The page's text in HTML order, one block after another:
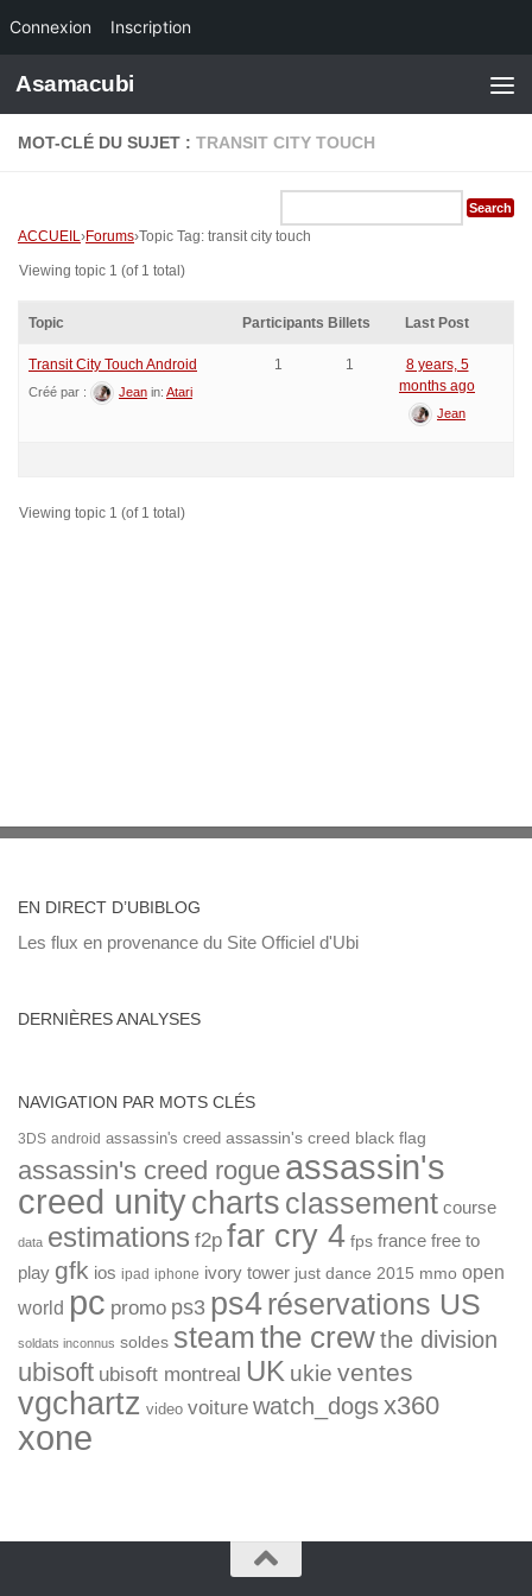
Connexion Inscription
Skip to content
Asamacubi
MOT-CLÉ DU SUJET : TRANSIT CITY TOUCH
ACCUEIL›Forums›Topic Tag: transit city touch
Viewing topic 1 (of 1 total)
Topic Participants Billets Last Post
Transit City Touch Android
Créé par : Jean in: Atari
1 1
8 years, 5
months ago
Jean
Viewing topic 1 (of 1 total)
EN DIRECT D’UBIBLOG
Les flux en provenance du Site Officiel d'Ubi
DERNIÈRES ANALYSES
NAVIGATION PAR MOTS CLÉS
3DS android assassin's creed assassin's creed black flag
assassin's creed rogue assassin's
creed unitycharts classement course
data estimations f2p far cry 4 fps france free to
play gfk ios ipad iphone ivory tower just dance 2015 mmo open
world pc promo ps3 ps4réservations US
soldats inconnus soldes steamthe crewthe division
ubisoft ubisoft montreal UK ukie ventes
vgchartz video voiture watch_dogsx360
xone